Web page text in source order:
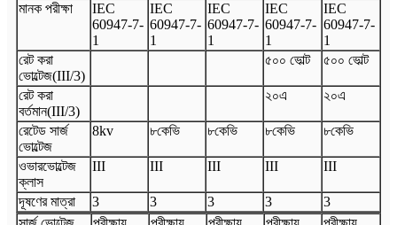
মানক পরীক্ষা IEC
60947-7-
1
IEC
60947-7-
1
IEC
60947-7-
1
IEC
60947-7-
1
IEC
60947-7-
1
রেট করা
ভোল্টেজ(III/3)
৫০০ ভোল্ট ৫০০ ভোল্ট
রেট করা
বর্তমান(III/3)
২০এ ২০এ
রেটেড সার্জ
ভোল্টেজ
8kv ৮কেভি ৮কেভি ৮কেভি ৮কেভি
ওভারভোল্টেজ
ক্লাস
III III III III III
দূষণের মাত্রা 3 3 3 3
3